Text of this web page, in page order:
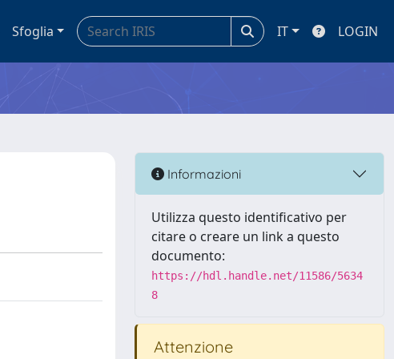
Sfoglia IT LOGIN
Informazioni
Utilizza questo identificativo per
citare o creare un link a questo
documento:
https://hdl.handle.net/11586/5634
8
Attenzione